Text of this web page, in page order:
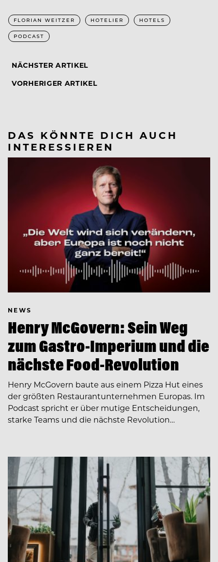
FLORIAN WEITZER HOTELIER HOTELS
PODCAST
NÄCHSTER ARTIKEL
VORHERIGER ARTIKEL
DAS KÖNNTE DICH AUCH
INTERESSIEREN
NEWS
Henry McGovern: Sein Weg
zum Gastro-Imperium und die
nächste Food-Revolution
Henry McGovern baute aus einem Pizza Hut eines
der größten Restaurantunternehmen Europas. Im
Podcast spricht er über mutige Entscheidungen,
starke Teams und die nächste Revolution…